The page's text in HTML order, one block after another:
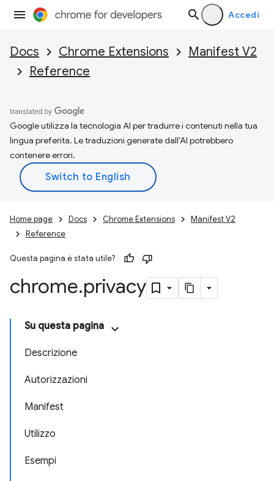
Accedi
Docs Chrome Extensions
Manifest V2
Reference
Google utilizza la tecnologia AI per tradurre i contenuti nella tua
lingua preferita. Le traduzioni generate dall'AI potrebbero
contenere errori.
Home page Docs Chrome Extensions
Manifest V2
Reference
Questa pagina è stata utile?
chrome.privacy
Su questa pagina
Descrizione
Autorizzazioni
Manifest
Utilizzo
Esempi